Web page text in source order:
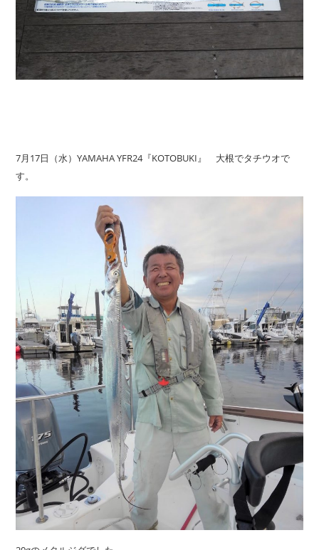
7月17日（水）YAMAHA YFR24『KOTOBUKI』 大根でタチウオで
す。